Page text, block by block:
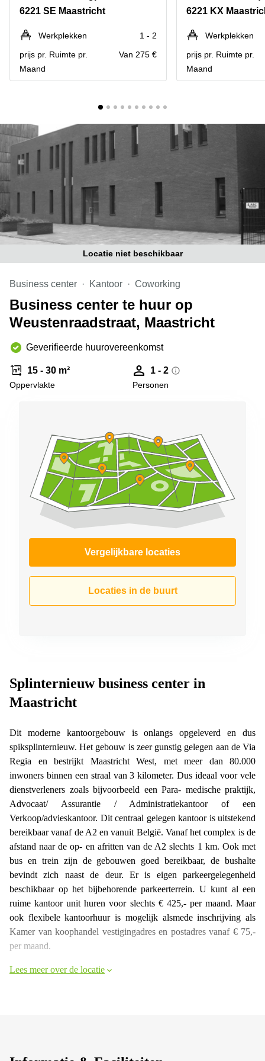
Hengelo
Hilversum
Hoofddorp
Deventer
Tilburg
Zwolle
Amsterdam
Reeuwijk
Business
Arnhem
Business
center
Hilversum
Business
Den
Coworking
space
Breda
Coworking
in Arnhem
Coworking
Hilversum
Coworking
space
Zwolle
Kantoor
Hengelo
Bedrijfsruimte
Huren in
Nijmegen
6221 SE Maastricht
Werkplekken
1 - 2
prijs pr. Ruimte pr.
Maand
Van 275 €
6221 KX
Werkplekken
prijs pr. Ruimte pr.
Maand
Locatie niet beschikbaar
Business center Kantoor Coworking
Business center te huur op
Weustenraadstraat, Maastricht
Geverifieerde huurovereenkomst
15 - 30 m²
Oppervlakte
1 - 2
Personen
Vergelijkbare locaties
Locaties in de buurt
Splinternieuw business center in
Maastricht
Dit moderne kantoorgebouw is onlangs opgeleverd en dus
spiksplinternieuw. Het gebouw is zeer gunstig gelegen aan de Via
Regia en bestrijkt Maastricht West, met meer dan 80.000
inwoners binnen een straal van 3 kilometer. Dus ideaal voor vele
dienstverleners zoals bijvoorbeeld een Para- medische praktijk,
Advocaat/ Assurantie / Administratiekantoor of een
Verkoop/advieskantoor. Dit centraal gelegen kantoor is uitstekend
bereikbaar vanaf de A2 en vanuit België. Vanaf het complex is de
afstand naar de op- en afritten van de A2 slechts 1 km. Ook met
bus en trein zijn de gebouwen goed bereikbaar, de bushalte
bevindt zich naast de deur. Er is eigen parkeergelegenheid
beschikbaar op het bijbehorende parkeerterrein. U kunt al een
ruime kantoor unit huren voor slechts € 425,- per maand. Maar
ook flexibele kantoorhuur is mogelijk alsmede inschrijving als
Kamer van koophandel vestigingadres en postadres vanaf € 75,-
per maand.
Lees meer over de locatie